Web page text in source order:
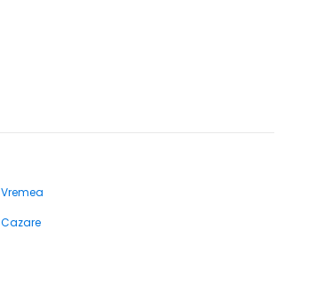
Vremea
Cazare